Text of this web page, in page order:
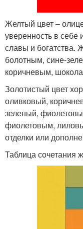
Желтый цвет –
уверенность в себе
славы и богатства.
болотным, сине-
коричневым,
Золотистый цвет
оливковый,
зеленый,
фиолетовым,
отделки или
Таблица сочетания